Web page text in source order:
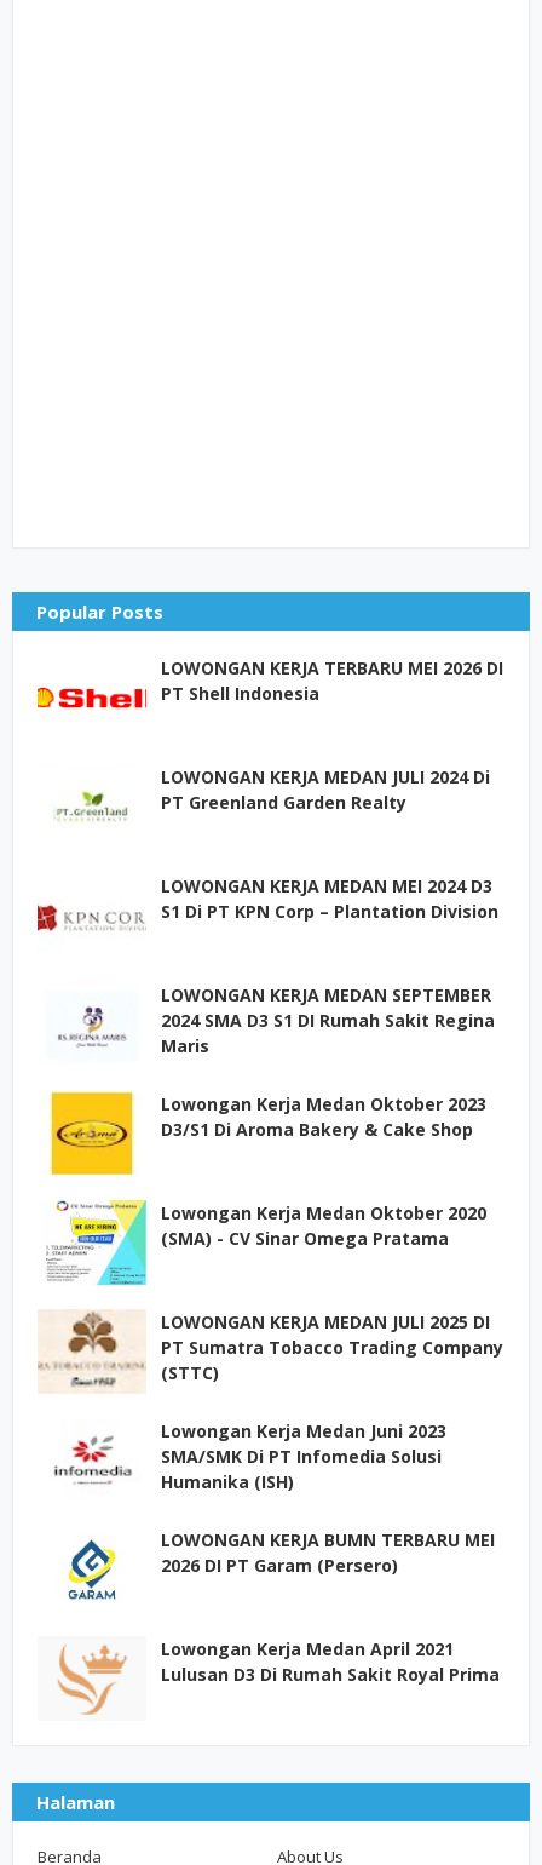
Popular Posts
LOWONGAN KERJA TERBARU MEI 2026 DI
PT Shell Indonesia
LOWONGAN KERJA MEDAN JULI 2024 Di
PT Greenland Garden Realty
LOWONGAN KERJA MEDAN MEI 2024 D3
S1 Di PT KPN Corp – Plantation Division
LOWONGAN KERJA MEDAN SEPTEMBER
2024 SMA D3 S1 DI Rumah Sakit Regina
Maris
Lowongan Kerja Medan Oktober 2023
D3/S1 Di Aroma Bakery & Cake Shop
Lowongan Kerja Medan Oktober 2020
(SMA) - CV Sinar Omega Pratama
LOWONGAN KERJA MEDAN JULI 2025 DI
PT Sumatra Tobacco Trading Company
(STTC)
Lowongan Kerja Medan Juni 2023
SMA/SMK Di PT Infomedia Solusi
Humanika (ISH)
LOWONGAN KERJA BUMN TERBARU MEI
2026 DI PT Garam (Persero)
Lowongan Kerja Medan April 2021
Lulusan D3 Di Rumah Sakit Royal Prima
Halaman
Beranda About Us